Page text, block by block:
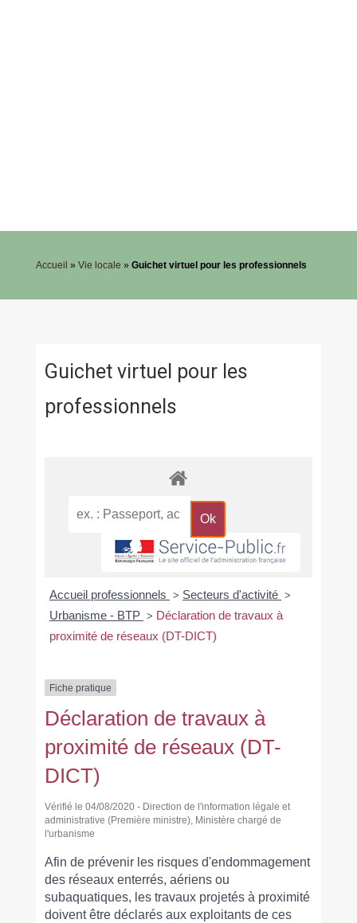
Accueil » Vie locale » Guichet virtuel pour les professionnels
Guichet virtuel pour les
professionnels
Accueil professionnels > Secteurs d'activité >
Urbanisme - BTP > Déclaration de travaux à
proximité de réseaux (DT-DICT)
Fiche pratique
Déclaration de travaux à
proximité de réseaux (DT-
DICT)
Vérifié le 04/08/2020 - Direction de l'information légale et
administrative (Première ministre), Ministère chargé de
l'urbanisme
Afin de prévenir les risques d'endommagement
des réseaux enterrés, aériens ou
subaquatiques, les travaux projetés à proximité
doivent être déclarés aux exploitants de ces